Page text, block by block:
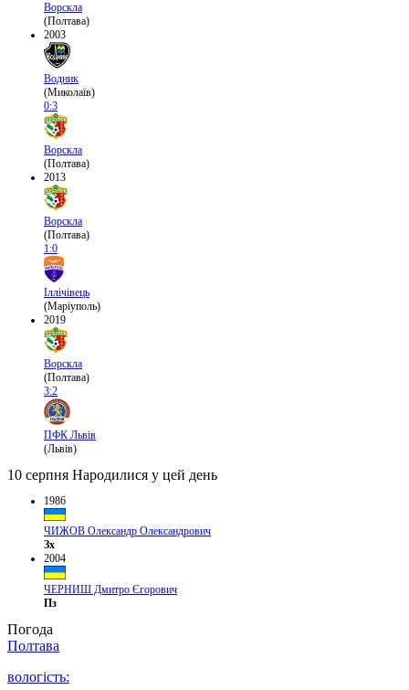
Ворскла
(Полтава)
2003
Водник
(Миколаїв)
0:3
Ворскла
(Полтава)
2013
Ворскла
(Полтава)
1:0
Іллічівець
(Маріуполь)
2019
Ворскла
(Полтава)
3:2
ПФК Львів
(Львів)
10 серпня Народилися у цей день
1986
ЧИЖОВ Олександр Олександрович
Зх
2004
ЧЕРНИШ Дмитро Єгорович
Пз
Погода
Полтава
вологість: